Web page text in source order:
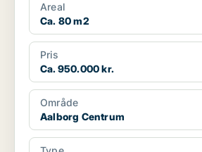
Areal
Ca. 80 m2
Pris
Ca. 950.000 kr.
Område
Aalborg Centrum